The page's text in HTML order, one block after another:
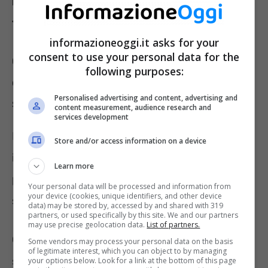
15 mila euro.
Calcolo mensile per il prezzo del gas
che dovrebbe scemare grazie alla
sinergia tra Ue e Governo
In base al nuovo metodo di calcolo mensile
introdotto a luglio dall’Arera, il prezzo del gas
per i clienti ancora in tutela verrà pubblicato
sul sito ufficiale il prossimo 3 gennaio 2023.
Considerata la stagione fredda buoni risultati
sembrano esserci anche sul mercato
informazioneoggi.it asks for your
consent to use your personal data for the
following purposes:
Personalised advertising and content, advertising and
content measurement, audience research and
services development
Store and/or access information on a device
Learn more
Your personal data will be processed and information from
your device (cookies, unique identifiers, and other device
data) may be stored by, accessed by and shared with 319
partners, or used specifically by this site. We and our partners
may use precise geolocation data. List of partners.
Some vendors may process your personal data on the basis
of legitimate interest, which you can object to by managing
your options below. Look for a link at the bottom of this page